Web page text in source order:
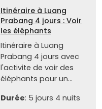
Itinéraire à Luang
Prabang 4 jours : Voir
les éléphants
Itinéraire à Luang
Prabang 4 jours avec
l'activite de voir des
éléphants pour un...
Durée: 5 jours 4 nuits